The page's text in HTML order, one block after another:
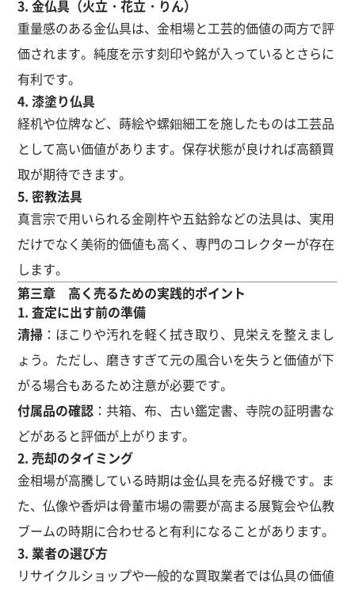
3. 金仏具（火立・花立・りん）
重量感のある金仏具は、金相場と工芸的価値の両方で評
価されます。純度を示す刻印や銘が入っているとさらに
有利です。
4. 漆塗り仏具
経机や位牌など、蒔絵や螺鈿細工を施したものは工芸品
として高い価値があります。保存状態が良ければ高額買
取が期待できます。
5. 密教法具
真言宗で用いられる金剛杵や五鈷鈴などの法具は、実用
だけでなく美術的価値も高く、専門のコレクターが存在
します。
第三章 高く売るための実践的ポイント
1. 査定に出す前の準備
清掃 ：ほこりや汚れを軽く拭き取り、見栄えを整えまし
ょう。ただし、磨きすぎて元の風合いを失うと価値が下
がる場合もあるため注意が必要です。
付属品の確認 ：共箱、布、古い鑑定書、寺院の証明書な
どがあると評価が上がります。
2. 売却のタイミング
金相場が高騰している時期は金仏具を売る好機です。ま
た、仏像や香炉は骨董市場の需要が高まる展覧会や仏教
ブームの時期に合わせると有利になることがあります。
3. 業者の選び方
リサイクルショップや一般的な買取業者では仏具の価値